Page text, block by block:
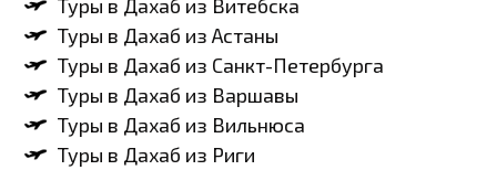
Туры в Дахаб из Витебска
Туры в Дахаб из Астаны
Туры в Дахаб из Санкт-Петербурга
Туры в Дахаб из Варшавы
Туры в Дахаб из Вильнюса
Туры в Дахаб из Риги